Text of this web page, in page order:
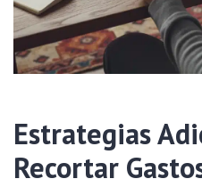
Estrategias
Recortar